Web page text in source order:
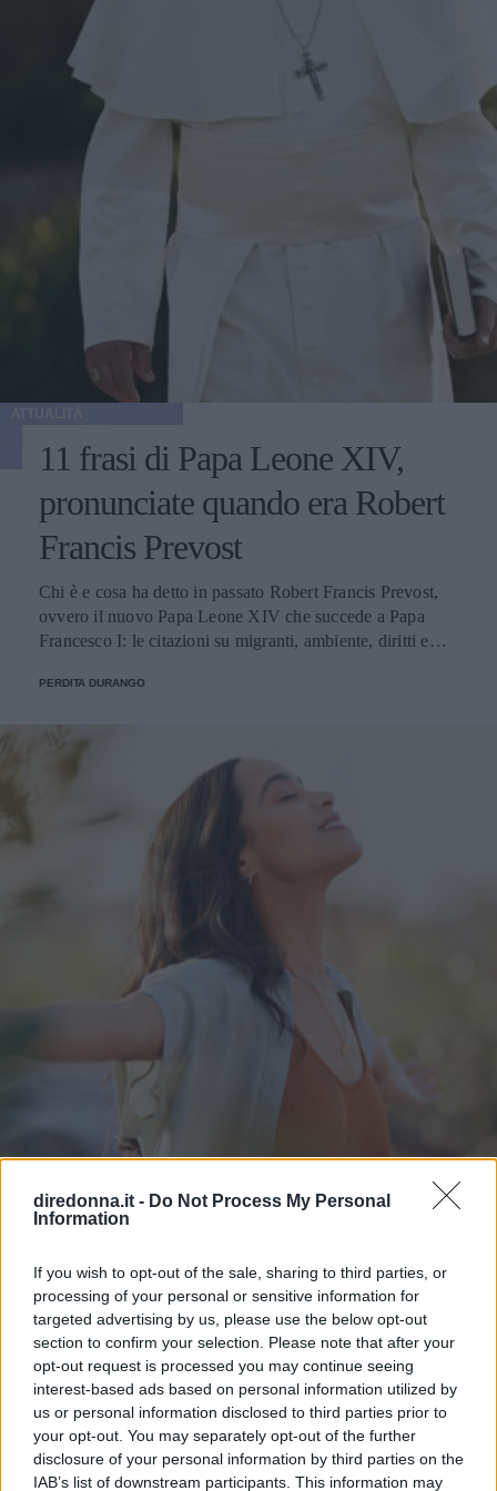
diredonna.it - Do Not Process My Personal
Information
If you wish to opt-out of the sale, sharing to third parties, or
processing of your personal or sensitive information for
targeted advertising by us, please use the below opt-out
section to confirm your selection. Please note that after your
opt-out request is processed you may continue seeing
interest-based ads based on personal information utilized by
us or personal information disclosed to third parties prior to
your opt-out. You may separately opt-out of the further
disclosure of your personal information by third parties on the
IAB’s list of downstream participants. This information may
11 frasi di Papa Leone XIV,
pronunciate quando era Robert
Francis Prevost
Chi è e cosa ha detto in passato Robert Francis Prevost,
ovvero il nuovo Papa Leone XIV che succede a Papa
Francesco I: le citazioni su migranti, ambiente, diritti e
PERDITA DURANGO
Frasi sulla libertà: le più belle da
condividere e su cui riflettere
Alcune frasi sulla libertà pronunciate o scritte da artisti o
personaggi famosi: così il concetto è stato esplorato in
diversi ambiti.
PERDITA DURANGO